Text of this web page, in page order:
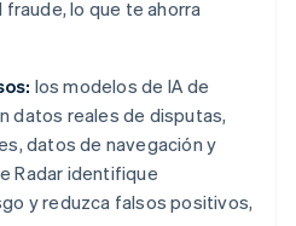
lo que te ahorra
los modelos de IA de
datos reales de disputas,
datos de navegación y
Radar identifique
y reduzca falsos positivos,